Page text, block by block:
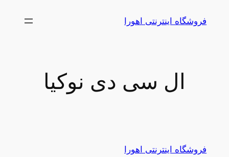
فروشگاه اینترنتی اهورا
ال سی دی نوکیا
فروشگاه اینترنتی اهورا